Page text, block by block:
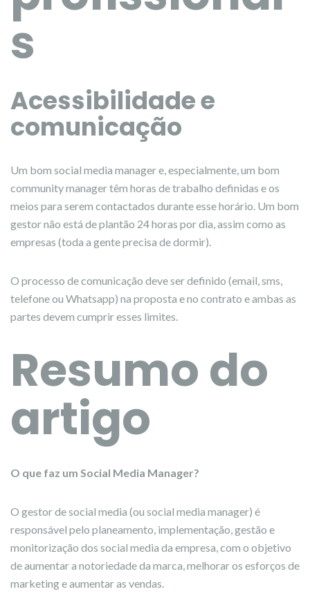
s
Acessibilidade e
comunicação
Um bom social media manager e, especialmente, um bom
community manager têm horas de trabalho definidas e os
meios para serem contactados durante esse horário. Um bom
gestor não está de plantão 24 horas por dia, assim como as
empresas (toda a gente precisa de dormir).
O processo de comunicação deve ser definido (email, sms,
telefone ou Whatsapp) na proposta e no contrato e ambas as
partes devem cumprir esses limites.
Resumo do
artigo
O que faz um Social Media Manager?
O gestor de social media (ou social media manager) é
responsável pelo planeamento, implementação, gestão e
monitorização dos social media da empresa, com o objetivo
de aumentar a notoriedade da marca, melhorar os esforços de
marketing e aumentar as vendas.